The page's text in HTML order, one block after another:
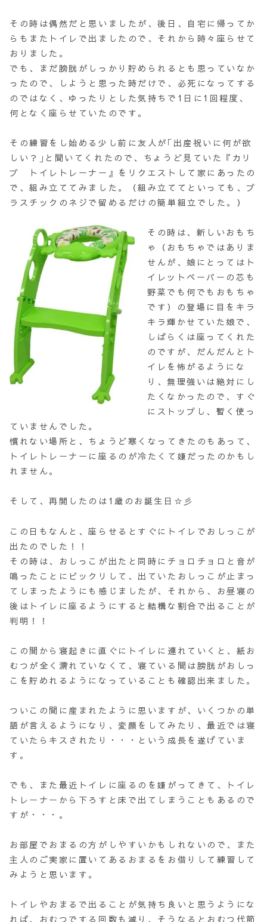
その時は偶然だと思いましたが、後日、自宅に帰ってか
らもまたトイレで出ましたので、それから時々座らせて
おりました。
でも、まだ膀胱がしっかり貯められるとも思っていなか
ったので、しようと思った時だけで、必死になってする
のではなく、ゆったりとした気持ちで1日に1回程度、
何となく座らせていたのです。
その練習をし始める少し前に友人が｢出産祝いに何が欲
しい？｣と聞いてくれたので、ちょうど見ていた『カリ
ブ トイレトレーナー』をリクエストして家にあったの
で、組み立ててみました。（組み立ててといっても、プ
ラスチックのネジで留めるだけの簡単組立でした。）
その時は、新しいおもち
ゃ（おもちゃではありま
せんが、娘にとってはト
イレットペーパーの芯も
野菜でも何でもおもちゃ
です）の登場に目をキラ
キラ輝かせていた娘で、
しばらくは座ってくれた
のですが、だんだんとト
イレを怖がるようにな
り、無理強いは絶対にし
たくなかったので、すぐ
にストップし、暫く使っ
ていませんでした。
慣れない場所と、ちょうど寒くなってきたのもあって、
トイレトレーナーに座るのが冷たくて嫌だったのかもし
れません。
そして、再開したのは1歳のお誕生日☆彡
この日もなんと、座らせるとすぐにトイレでおしっこが
出たのでした！！
その時は、おしっこが出たと同時にチョロチョロと音が
鳴ったことにビックリして、出ていたおしっこが止まっ
てしまったようにも感じましたが、それから、お昼寝の
後はトイレに座るようにすると結構な割合で出ることが
判明！！
この間から寝起きに直ぐにトイレに連れていくと、紙お
むつが全く濡れていなくて、寝ている間は膀胱がおしっ
こを貯めれるようになっていることも確認出来ました。
ついこの間に産まれたように思いますが、いくつかの単
語が言えるようになり、変顔をしてみたり、最近では寝
ていたらキスされたり・・・という成長を遂げていま
す。
でも、また最近トイレに座るのを嫌がってきて、トイレ
トレーナーから下ろすと床で出てしまうこともあるので
すが・・・。
お部屋でおまるの方がしやすいかもしれないので、また
主人のご実家に置いてあるおまるをお借りして練習して
みようと思います。
トイレやおまるで出ることが気持ち良いと思うようにな
れば、おむつでする回数も減り、そうなるとおむつ代節